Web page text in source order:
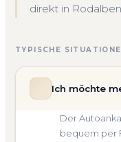
direkt in
TYPISCHE
Ich möchte
Der
bequem per